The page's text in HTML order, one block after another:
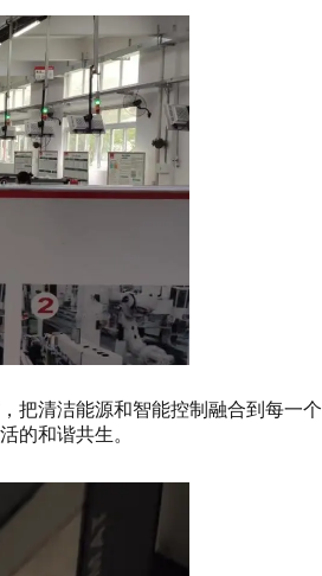
把清洁能源和智能控制融合到每一个
的和谐共生。